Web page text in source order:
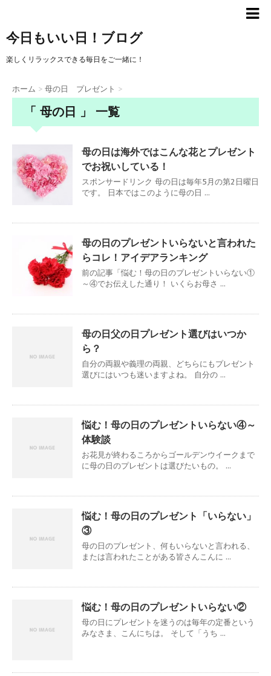
今日もいい日！ブログ
楽しくリラックスできる毎日をご一緒に！
ホーム > 母の日 プレゼント >
「 母の日 」 一覧
母の日は海外ではこんな花とプレゼント
でお祝いしている！
スポンサードリンク 母の日は毎年5月の第2日曜日
です。 日本ではこのように母の日 ...
母の日のプレゼントいらないと言われた
らコレ！アイデアランキング
前の記事「悩む！母の日のプレゼントいらない①
～④でお伝えした通り！ いくらお母さ ...
母の日父の日プレゼント選びはいつか
ら？
自分の両親や義理の両親、どちらにもプレゼント
選びにはいつも迷いますよね。 自分の ...
悩む！母の日のプレゼントいらない④～
体験談
お花見が終わるころからゴールデンウイークまで
に母の日のプレゼントは選びたいもの。 ...
悩む！母の日のプレゼント「いらない」
③
母の日のプレゼント、何もいらないと言われる、
または言われたことがある皆さんこんに ...
悩む！母の日のプレゼントいらない②
母の日にプレゼントを迷うのは毎年の定番という
みなさま、こんにちは。 そして「うち ...